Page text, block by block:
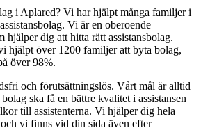
i Aplared? Vi har hjälpt många familjer i
Vi är en oberoende
hjälper dig att hitta rätt assistansbolag.
hjälpt över 1200 familjer att byta bolag,
över 98%.
och förutsättningslös. Vårt mål är alltid
ska få en bättre kvalitet i assistansen
till assistenterna. Vi hjälper dig hela
vi finns vid din sida även efter